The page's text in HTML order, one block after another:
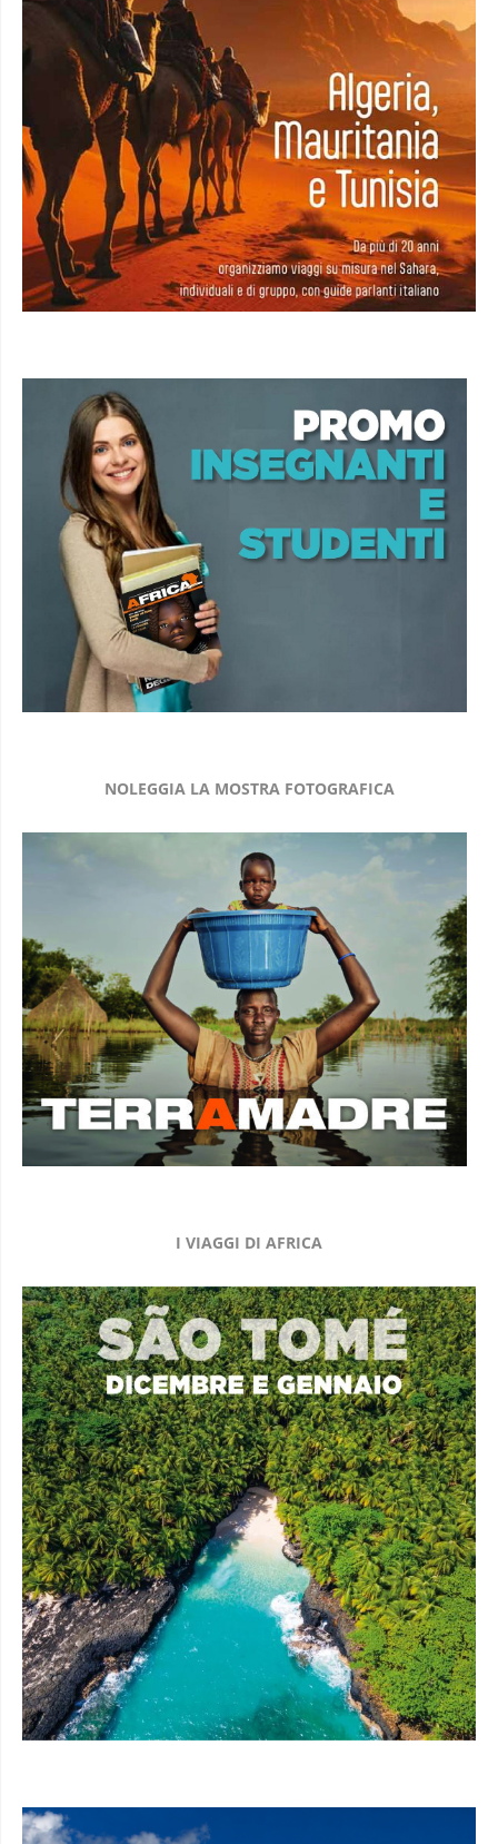
NOLEGGIA LA MOSTRA FOTOGRAFICA
I VIAGGI DI AFRICA